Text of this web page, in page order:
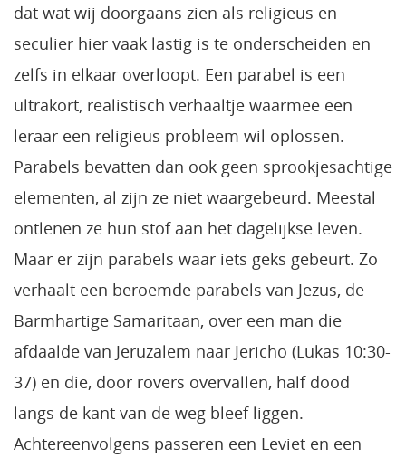
dat wat wij doorgaans zien als religieus en
seculier hier vaak lastig is te onderscheiden en
zelfs in elkaar overloopt. Een parabel is een
ultrakort, realistisch verhaaltje waarmee een
leraar een religieus probleem wil oplossen.
Parabels bevatten dan ook geen sprookjesachtige
elementen, al zijn ze niet waargebeurd. Meestal
ontlenen ze hun stof aan het dagelijkse leven.
Maar er zijn parabels waar iets geks gebeurt. Zo
verhaalt een beroemde parabels van Jezus, de
Barmhartige Samaritaan, over een man die
afdaalde van Jeruzalem naar Jericho (Lukas 10:30-
37) en die, door rovers overvallen, half dood
langs de kant van de weg bleef liggen.
Achtereenvolgens passeren een Leviet en een